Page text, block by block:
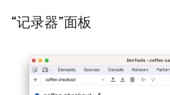
“记录器”面板